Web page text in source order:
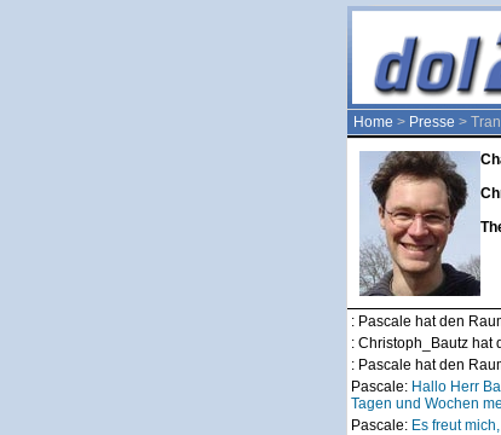
Home > Presse >
: Pascale hat den
: Christoph_Bautz hat
: Pascale hat den
Pascale: Hallo Herr
Tagen und Wochen
Pascale: Es freut